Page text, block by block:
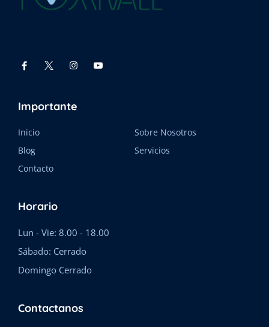
Importante
Inicio
Sobre Nosotros
Blog
Servicios
Contacto
Horario
Lun - Vie: 8.00 - 18.00
Sábado: Cerrado
Domingo Cerrado
Contactanos